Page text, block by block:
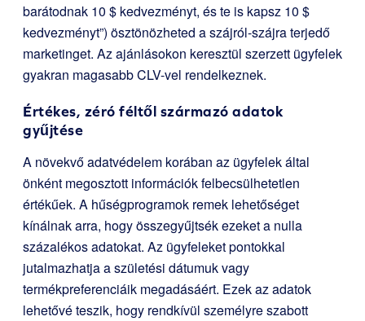
barátodnak 10 $ kedvezményt, és te is kapsz 10 $
kedvezményt”) ösztönözheted a szájról-szájra terjedő
marketinget. Az ajánlásokon keresztül szerzett ügyfelek
gyakran magasabb CLV-vel rendelkeznek.
Értékes, zéró féltől származó adatok
gyűjtése
A növekvő adatvédelem korában az ügyfelek által
önként megosztott információk felbecsülhetetlen
értékűek. A hűségprogramok remek lehetőséget
kínálnak arra, hogy összegyűjtsék ezeket a nulla
százalékos adatokat. Az ügyfeleket pontokkal
jutalmazhatja a születési dátumuk vagy
termékpreferenciáik megadásáért. Ezek az adatok
lehetővé teszik, hogy rendkívül személyre szabott